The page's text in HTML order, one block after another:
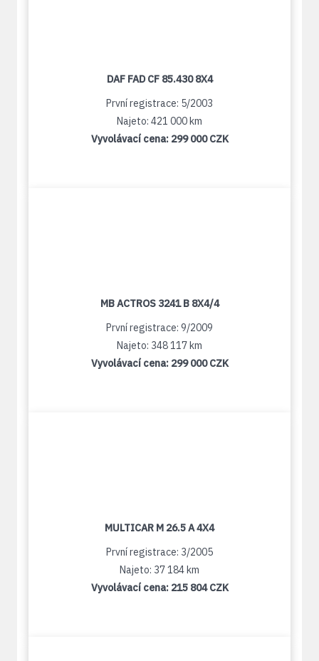
DAF FAD CF 85.430 8X4
První registrace: 5/2003
Najeto: 421 000 km
Vyvolávací cena: 299 000 CZK
MB ACTROS 3241 B 8X4/4
První registrace: 9/2009
Najeto: 348 117 km
Vyvolávací cena: 299 000 CZK
MULTICAR M 26.5 A 4X4
První registrace: 3/2005
Najeto: 37 184 km
Vyvolávací cena: 215 804 CZK